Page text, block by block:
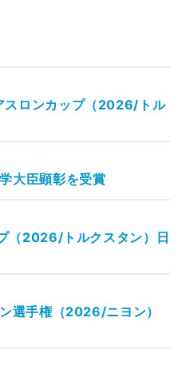
スロンカップ（2026/トル
大臣顕彰を受賞
（2026/トルクスタン）日
選手権（2026/ニヨン）